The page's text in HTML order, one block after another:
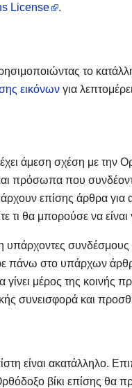
License .
το
εικόνων για
άμεση σχέση με την
πρόσωπα που
επίσης άρθρα για
τι θα μπορούσε να
συνδέσμους
πάνω στο υπάρχων
μέρος της κοινής
συνεισφορά και
είναι ακατάλληλο.
βίκι επίσης θα